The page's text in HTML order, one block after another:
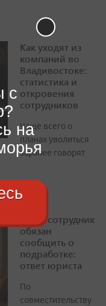
Как уходят из
компаний во
Владивостоке:
статистика и
откровения
сотрудников
Чаще всего о
планах уволиться
заранее говорят
Когда сотрудник
обязан
сообщить о
подработке:
ответ юриста
По
совместительству
с
на